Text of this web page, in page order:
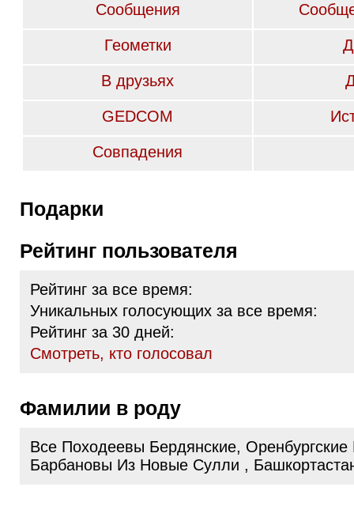
Сообщения
Геометки
В друзьях
GEDCOM
Совпадения
Подарки
Рейтинг пользователя
Рейтинг за все время:
Уникальных голосующих за все время:
Рейтинг за 30 дней:
Cмотреть, кто голосовал
Фамилии в роду
Все Походеевы Бердянские, Оренбургские
Барбановы Из Новые Сулли ,